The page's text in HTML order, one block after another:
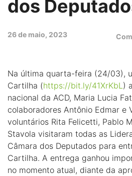
dos
26 de maio, 2023
Na última quarta-feira (24/03),
Cartilha (https://bit.ly/41XrKbL)
nacional da ACD, Maria Lucia
colaboradores Antônio Edmar e
voluntários Rita Felicetti, Pablo
Stavola visitaram todas as
Câmara dos Deputados para
Cartilha. A entrega ganhou
no momento atual, diante da